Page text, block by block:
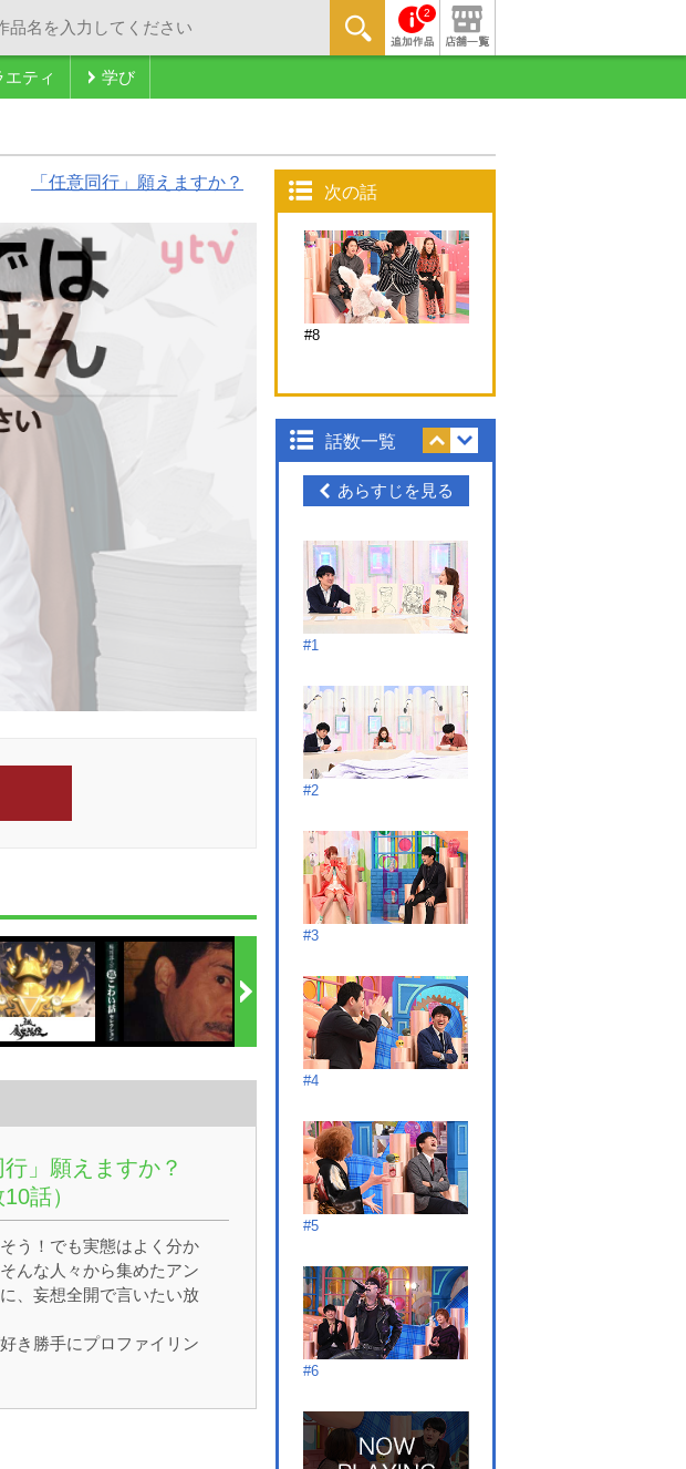
2
ティ 学び
「任意同行」願えますか？
行」願えますか？
話）
そう！でも実態はよく分か
んな人々から集めたアン
、妄想全開で言いたい放
き勝手にプロファイリン
次の話
#8
話数一覧
あらすじを見る
#1
#2
#3
#4
#5
#6